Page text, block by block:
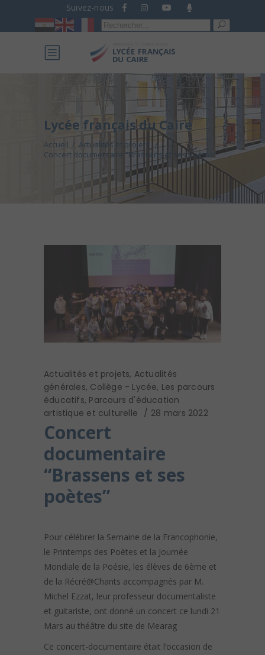
Suivez-nous
Recherche
pour :
Lycée français du Caire
Accueil / Actualités et projets
/
Concert documentaire “Brassens et ses poètes”
Actualités et projets, Actualités
générales, Collège - Lycée, Les parcours
éducatifs, Parcours d'éducation
artistique et culturelle
28 mars 2022
Concert
documentaire
“Brassens et ses
poètes”
Pour célébrer la Semaine de la Francophonie,
le Printemps des Poètes et la Journée
Mondiale de la Poésie, les élèves de 6ème et
de la Récré@Chants accompagnés par M.
Michel Ezzat, leur professeur documentaliste
et guitariste, ont donné un concert ce lundi 21
Mars au théâtre du site de Mearag
Ce concert-documentaire était l’occasion de